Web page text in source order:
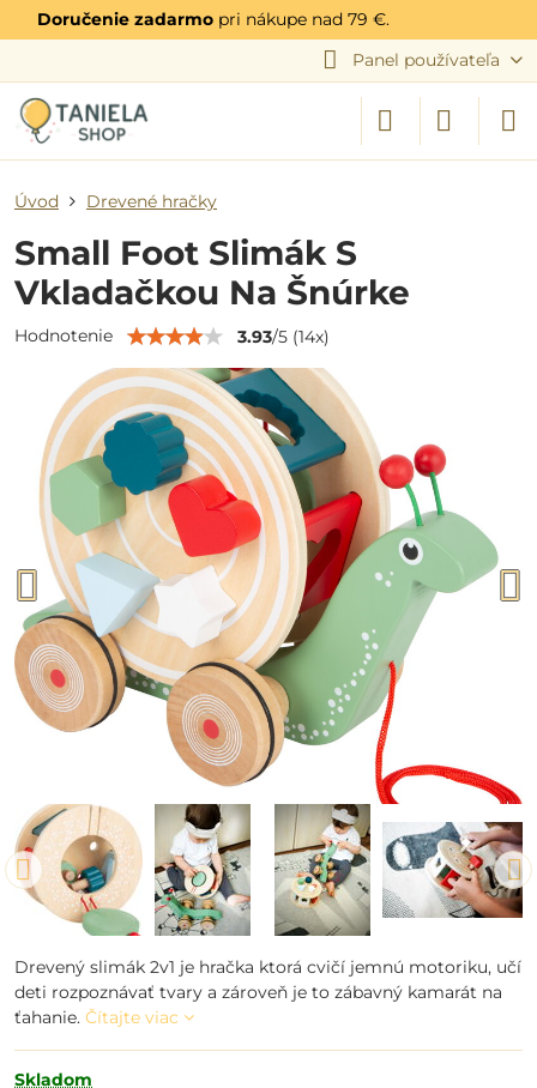
Doručenie zadarmo pri nákupe nad 79 €.
Panel používateľa
Úvod Drevené hračky
Small Foot Slimák S
Vkladačkou Na Šnúrke
Hodnotenie 3.93/5 (14x)
Drevený slimák 2v1 je hračka ktorá cvičí jemnú motoriku, učí
deti rozpoznávať tvary a zároveň je to zábavný kamarát na
ťahanie. Čítajte viac
Skladom